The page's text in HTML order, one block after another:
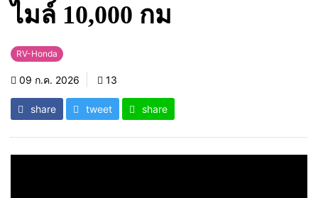
ไมล์ 10,000 กม
RV-Honda
09 ก.ค. 2026 13
share tweet share